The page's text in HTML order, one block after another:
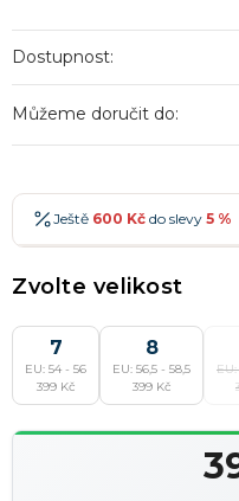
Dostupnost:
Můžeme doručit do:
Ještě 600 Kč do slevy 5 %
1 200 Kč -10 %
1 500 Kč →-15 %
Zvolte velikost
7
EU: 54 - 56
399 Kč
8
EU: 56,5 - 58,5
399 Kč
EU: